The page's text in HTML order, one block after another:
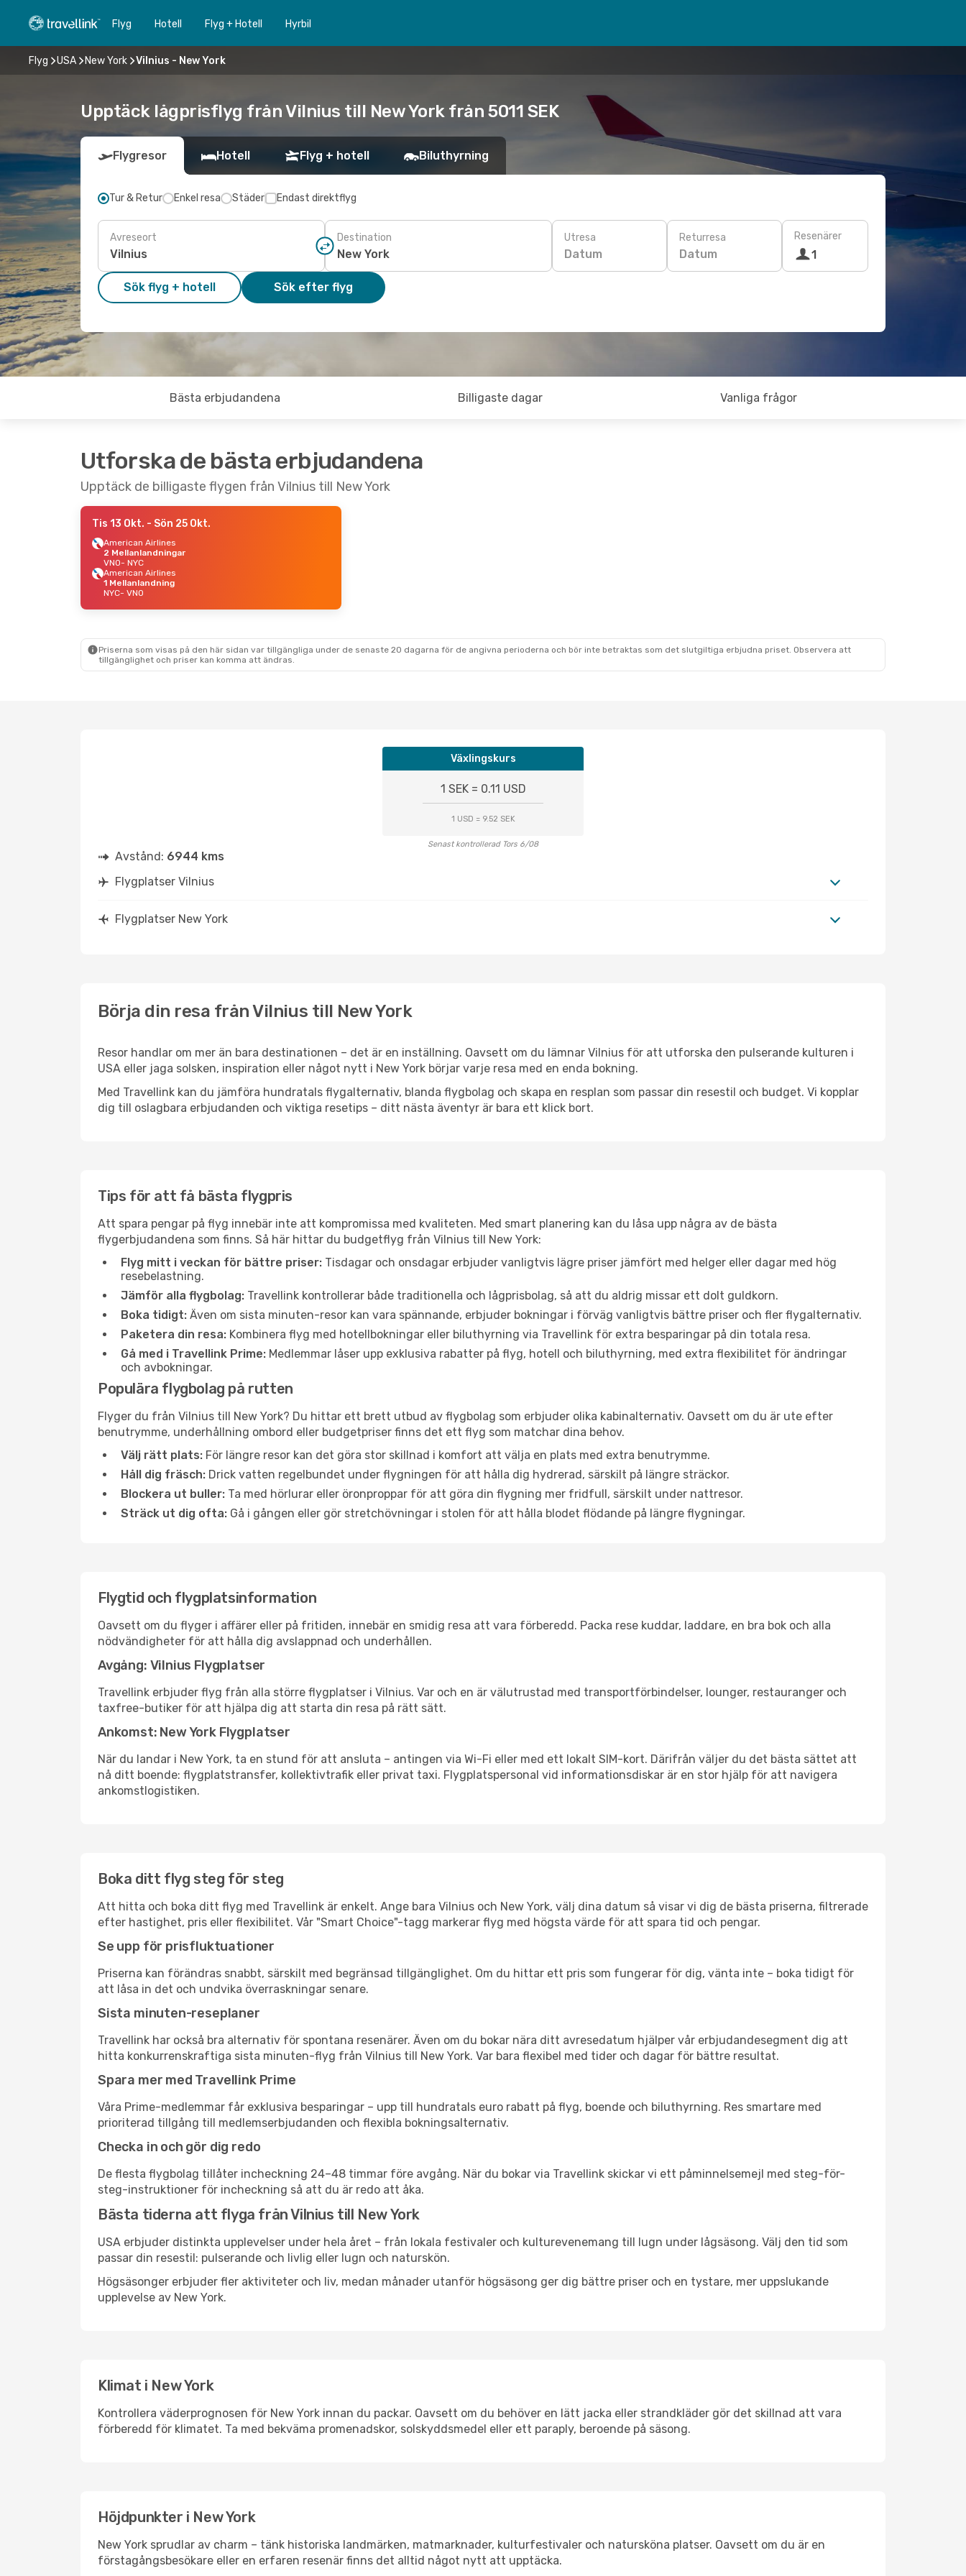
Flyg Hotell Flyg + Hotell Hyrbil
Flyg USA New York Vilnius - New York
Upptäck lågprisflyg från Vilnius till New York från 5011 SEK
Flygresor Hotell Flyg + hotell Biluthyrning
Tur & Retur Enkel resa Städer Endast direktflyg
Avreseort Destination Utresa
Datum
Returresa
Datum
Resenärer
1
Sök flyg + hotell Sök efter flyg
Bästa erbjudandena Billigaste dagar Vanliga frågor
Utforska de bästa erbjudandena
Upptäck de billigaste flygen från Vilnius till New York
Tis 13 Okt. - Sön 25 Okt.
American Airlines
2 Mellanlandningar
VNO- NYC
American Airlines
1 Mellanlandning
NYC- VNO
Priserna som visas på den här sidan var tillgängliga under de senaste 20 dagarna för de angivna perioderna och bör inte betraktas som det slutgiltiga erbjudna priset. Observera att
tillgänglighet och priser kan komma att ändras.
Växlingskurs
1 SEK = 0.11 USD
1 USD = 9.52 SEK
Senast kontrollerad Tors 6/08
Avstånd: 6944 kms
Flygplatser Vilnius
Flygplatser New York
Börja din resa från Vilnius till New York
Resor handlar om mer än bara destinationen – det är en inställning. Oavsett om du lämnar Vilnius för att utforska den pulserande kulturen i
USA eller jaga solsken, inspiration eller något nytt i New York börjar varje resa med en enda bokning.
Med Travellink kan du jämföra hundratals flygalternativ, blanda flygbolag och skapa en resplan som passar din resestil och budget. Vi kopplar
dig till oslagbara erbjudanden och viktiga resetips – ditt nästa äventyr är bara ett klick bort.
Tips för att få bästa flygpris
Att spara pengar på flyg innebär inte att kompromissa med kvaliteten. Med smart planering kan du låsa upp några av de bästa
flygerbjudandena som finns. Så här hittar du budgetflyg från Vilnius till New York:
Flyg mitt i veckan för bättre priser: Tisdagar och onsdagar erbjuder vanligtvis lägre priser jämfört med helger eller dagar med hög
resebelastning.
Jämför alla flygbolag: Travellink kontrollerar både traditionella och lågprisbolag, så att du aldrig missar ett dolt guldkorn.
Boka tidigt: Även om sista minuten-resor kan vara spännande, erbjuder bokningar i förväg vanligtvis bättre priser och fler flygalternativ.
Paketera din resa: Kombinera flyg med hotellbokningar eller biluthyrning via Travellink för extra besparingar på din totala resa.
Gå med i Travellink Prime: Medlemmar låser upp exklusiva rabatter på flyg, hotell och biluthyrning, med extra flexibilitet för ändringar
och avbokningar.
Populära flygbolag på rutten
Flyger du från Vilnius till New York? Du hittar ett brett utbud av flygbolag som erbjuder olika kabinalternativ. Oavsett om du är ute efter
benutrymme, underhållning ombord eller budgetpriser finns det ett flyg som matchar dina behov.
Välj rätt plats: För längre resor kan det göra stor skillnad i komfort att välja en plats med extra benutrymme.
Håll dig fräsch: Drick vatten regelbundet under flygningen för att hålla dig hydrerad, särskilt på längre sträckor.
Blockera ut buller: Ta med hörlurar eller öronproppar för att göra din flygning mer fridfull, särskilt under nattresor.
Sträck ut dig ofta: Gå i gången eller gör stretchövningar i stolen för att hålla blodet flödande på längre flygningar.
Flygtid och flygplatsinformation
Oavsett om du flyger i affärer eller på fritiden, innebär en smidig resa att vara förberedd. Packa rese kuddar, laddare, en bra bok och alla
nödvändigheter för att hålla dig avslappnad och underhållen.
Avgång: Vilnius Flygplatser
Travellink erbjuder flyg från alla större flygplatser i Vilnius. Var och en är välutrustad med transportförbindelser, lounger, restauranger och
taxfree-butiker för att hjälpa dig att starta din resa på rätt sätt.
Ankomst: New York Flygplatser
När du landar i New York, ta en stund för att ansluta – antingen via Wi-Fi eller med ett lokalt SIM-kort. Därifrån väljer du det bästa sättet att
nå ditt boende: flygplatstransfer, kollektivtrafik eller privat taxi. Flygplatspersonal vid informationsdiskar är en stor hjälp för att navigera
ankomstlogistiken.
Boka ditt flyg steg för steg
Att hitta och boka ditt flyg med Travellink är enkelt. Ange bara Vilnius och New York, välj dina datum så visar vi dig de bästa priserna, filtrerade
efter hastighet, pris eller flexibilitet. Vår "Smart Choice"-tagg markerar flyg med högsta värde för att spara tid och pengar.
Se upp för prisfluktuationer
Priserna kan förändras snabbt, särskilt med begränsad tillgänglighet. Om du hittar ett pris som fungerar för dig, vänta inte – boka tidigt för
att låsa in det och undvika överraskningar senare.
Sista minuten-reseplaner
Travellink har också bra alternativ för spontana resenärer. Även om du bokar nära ditt avresedatum hjälper vår erbjudandesegment dig att
hitta konkurrenskraftiga sista minuten-flyg från Vilnius till New York. Var bara flexibel med tider och dagar för bättre resultat.
Spara mer med Travellink Prime
Våra Prime-medlemmar får exklusiva besparingar – upp till hundratals euro rabatt på flyg, boende och biluthyrning. Res smartare med
prioriterad tillgång till medlemserbjudanden och flexibla bokningsalternativ.
Checka in och gör dig redo
De flesta flygbolag tillåter incheckning 24–48 timmar före avgång. När du bokar via Travellink skickar vi ett påminnelsemejl med steg-för-
steg-instruktioner för incheckning så att du är redo att åka.
Bästa tiderna att flyga från Vilnius till New York
USA erbjuder distinkta upplevelser under hela året – från lokala festivaler och kulturevenemang till lugn under lågsäsong. Välj den tid som
passar din resestil: pulserande och livlig eller lugn och naturskön.
Högsäsonger erbjuder fler aktiviteter och liv, medan månader utanför högsäsong ger dig bättre priser och en tystare, mer uppslukande
upplevelse av New York.
Klimat i New York
Kontrollera väderprognosen för New York innan du packar. Oavsett om du behöver en lätt jacka eller strandkläder gör det skillnad att vara
förberedd för klimatet. Ta med bekväma promenadskor, solskyddsmedel eller ett paraply, beroende på säsong.
Höjdpunkter i New York
New York sprudlar av charm – tänk historiska landmärken, matmarknader, kulturfestivaler och natursköna platser. Oavsett om du är en
förstagångsbesökare eller en erfaren resenär finns det alltid något nytt att upptäcka.